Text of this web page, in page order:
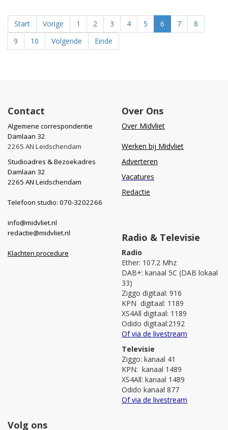
Start Vorige 1 2 3 4 5 6 7
8
9
10 Volgende Einde
Contact
Algemene correspondentie
Damlaan 32
2265 AN Leidschendam
Studioadres & Bezoekadres
Damlaan 32
2265 AN Leidschendam
Telefoon studio: 070-3202266
info@midvliet.nl
redactie@midvliet.nl
Klachten procedure
Over Ons
Over Midvliet
Werken bij Midvliet
Adverteren
Vacatures
Redactie
Radio & Televisie
Radio
Ether: 107.2 Mhz
DAB+: kanaal 5C (DAB lokaal
33)
Ziggo digitaal: 916
KPN digitaal: 1189
XS4All digitaal: 1189
Odido digitaal:2192
Of via de livestream
Televisie
Ziggo: kanaal 41
KPN: kanaal 1489
XS4All: kanaal 1489
Odido kanaal 877
Of via de livestream
Volg ons